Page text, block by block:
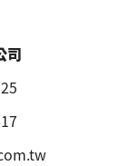
司